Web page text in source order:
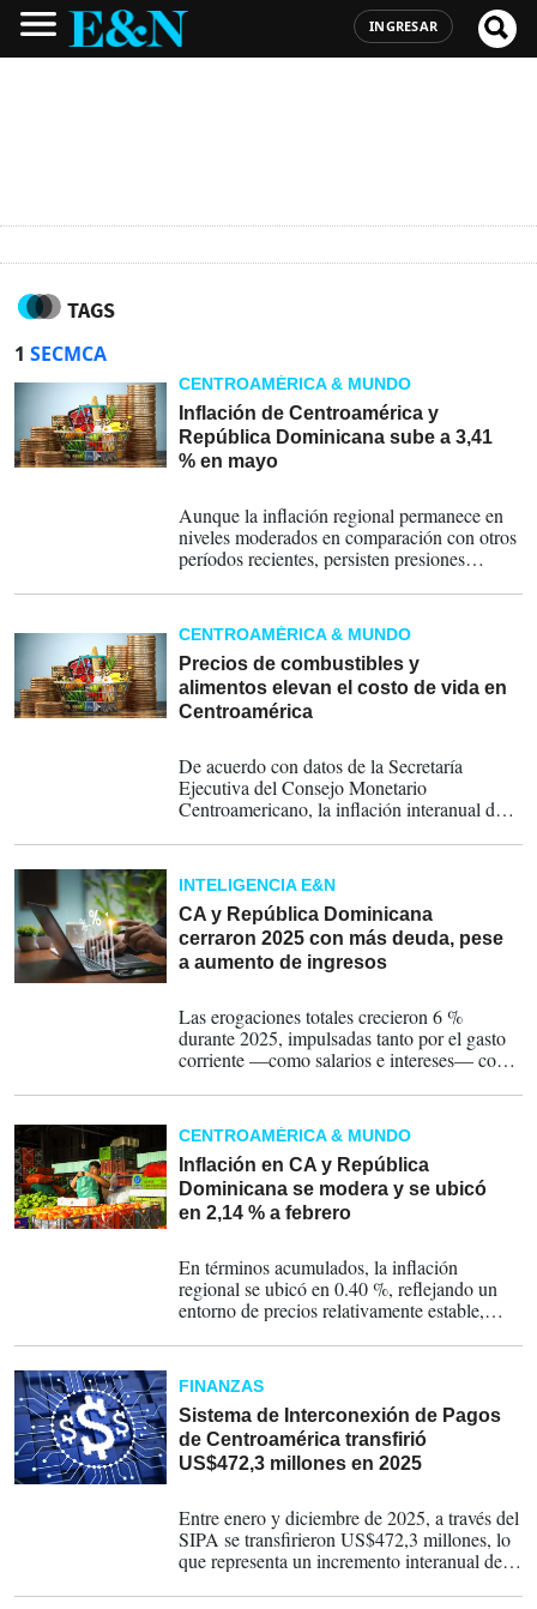
INGRESAR
TAGS
1 SECMCA
CENTROAMÉRICA & MUNDO
Inflación de Centroamérica y
República Dominicana sube a 3,41
% en mayo
Aunque la inflación regional permanece en
niveles moderados en comparación con otros
períodos recientes, persisten presiones
algunos servicios, factores que continúan
condicionando la evolución de los precios al
consumidor.
CENTROAMÉRICA & MUNDO
Precios de combustibles y
alimentos elevan el costo de vida en
Centroamérica
De acuerdo con datos de la Secretaría
Ejecutiva del Consejo Monetario
Centroamericano, la inflación interanual de la
representa un aumento de 1.16 puntos
porcentuales respecto al mismo mes de 2025.
INTELIGENCIA E&N
CA y República Dominicana
cerraron 2025 con más deuda, pese
a aumento de ingresos
Las erogaciones totales crecieron 6 %
durante 2025, impulsadas tanto por el gasto
corriente —como salarios e intereses— como
expansión significativa del 19 %, reporta el
SECMCA.
CENTROAMÉRICA & MUNDO
Inflación en CA y República
Dominicana se modera y se ubicó
en 2,14 % a febrero
En términos acumulados, la inflación
regional se ubicó en 0.40 %, reflejando un
entorno de precios relativamente estable,
entre los países.
FINANZAS
Sistema de Interconexión de Pagos
de Centroamérica transfirió
US$472,3 millones en 2025
Entre enero y diciembre de 2025, a través del
SIPA se transfirieron US$472,3 millones, lo
que representa un incremento interanual de